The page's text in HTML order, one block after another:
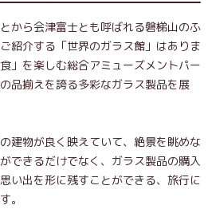
から会津富士とも呼ばれる磐梯山のふ
紹介する「世界のガラス館」はありま
」を楽しむ総合アミューズメントパー
品揃えを誇る多彩なガラス製品を展
建物が良く映えていて、絶景を眺めな
できるだけでなく、ガラス製品の購入
い出を形に残すことができる、旅行に
。